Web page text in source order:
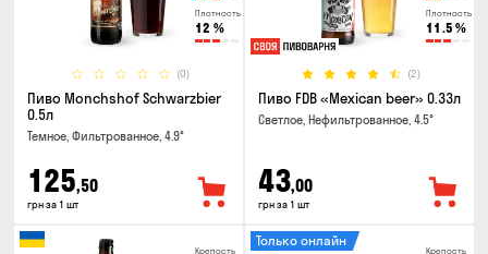
Плотность
12 %
(0)
Пиво Monchshof Schwarzbier
0.5л
Темное, Фильтрованное, 4.9°
125,50
грн за 1 шт
Плотность
11.5 %
(2)
Пиво FDB «Mexican beer» 0.33л
Светлое, Нефильтрованное, 4.5°
43,00
грн за 1 шт
Крепость Крепость
Только онлайн